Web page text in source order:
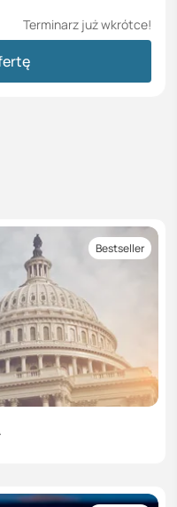
Terminarz już wkrótce!
Bestseller